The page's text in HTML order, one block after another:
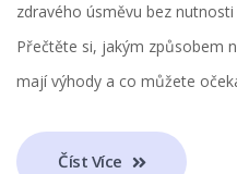
zdravého úsměvu bez
Přečtěte si, jakým způsobem
mají výhody a co můžete
Číst Více